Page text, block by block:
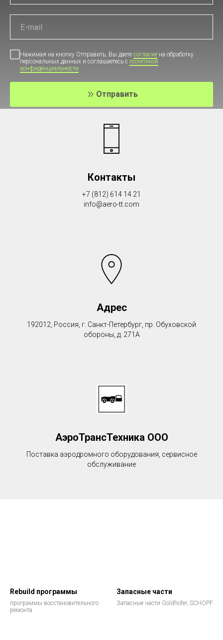
Нажимая на кнопку Отправить, Вы даете согласие на обработку
персональных данных и соглашаетесь c политикой
конфиденциальности
Отправить
Контакты
+7 (812) 614 14 21
info@aero-tt.com
Адрес
192012, Россия, г. Санкт-Петербург, пр. Обуховской
обороны, д. 271А
АэроТрансТехника ООО
Поставка аэродромного оборудования, сервисное
обслуживание
Rebuild программы
программы восстановительного
ремонта
Запасные части
Запасные части Goldhofer, SCHOPF